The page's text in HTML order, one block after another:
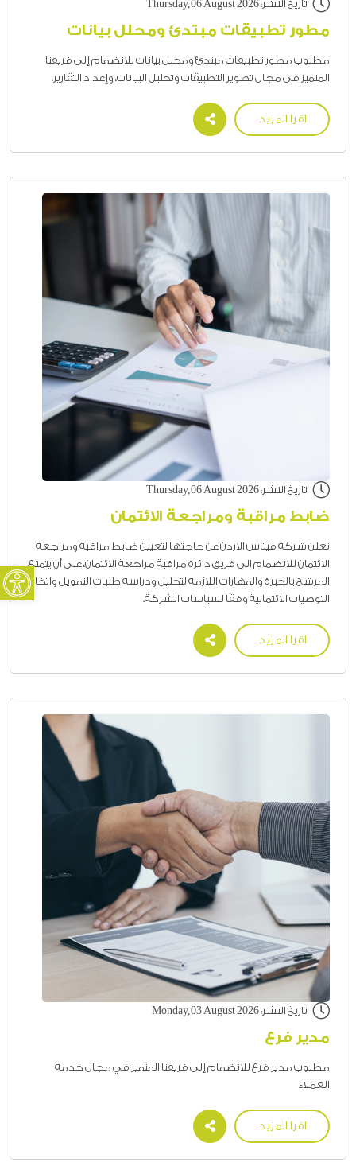
تاريخ النشر: Thursday,06 August 2026
مطور تطبيقات مبتدئ ومحلل بيانات
مطلوب مطور تطبيقات مبتدئ ومحلل بيانات للانضمام إلى فريقنا
المتميز في مجال تطوير التطبيقات وتحليل البيانات، وإعداد التقارير،
اقرا المزيد
تاريخ النشر: Thursday,06 August 2026
ضابط مراقبة ومراجعة الائتمان
تعلن شركة فيتاس الاردن عن حاجتها لتعيين ضابط مراقبة ومراجعة
الائتمان للانضمام الى فريق دائرة مراقبة مراجعة الائتمان، على أن يتمتع
المرشح بالخبرة والمهارات اللازمة لتحليل ودراسة طلبات التمويل واتخاذ
التوصيات الائتمانية وفقًا لسياسات الشركة.
اقرا المزيد
تاريخ النشر: Monday,03 August 2026
مدير فرع
مطلوب مدير فرع للانضمام إلى فريقنا المتميز في مجال خدمة
العملاء
اقرا المزيد